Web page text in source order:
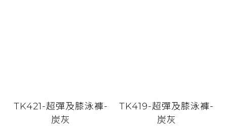
TK421-超彈及膝泳褲-
炭灰
TK419-超彈及膝泳褲-
炭灰